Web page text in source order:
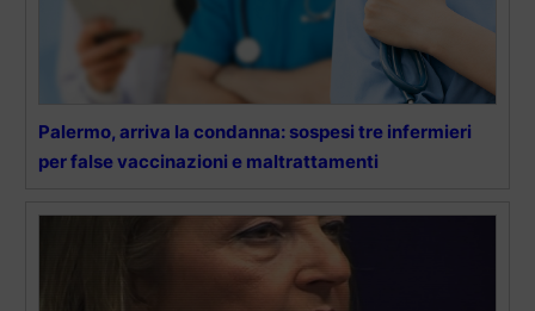
Palermo, arriva la condanna: sospesi tre infermieri
per false vaccinazioni e maltrattamenti